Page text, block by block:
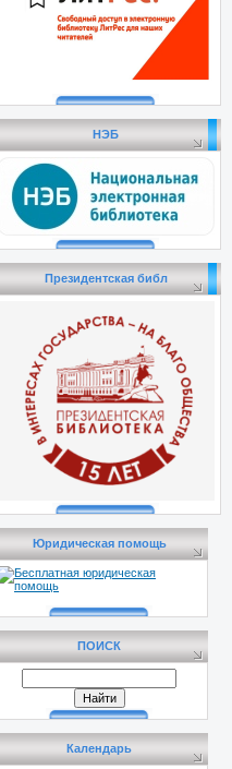
НЭБ
Президентская библ
Юридическая помощь
ПОИСК
Календарь